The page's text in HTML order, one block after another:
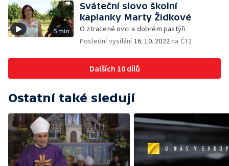
5 min
Sváteční slovo školní
kaplanky Marty Židkové
O ztracené ovci a dobrém pastýři
Poslední vysílání16. 10. 2022na ČT2
Dalších 10 dílů
Ostatní také sledují